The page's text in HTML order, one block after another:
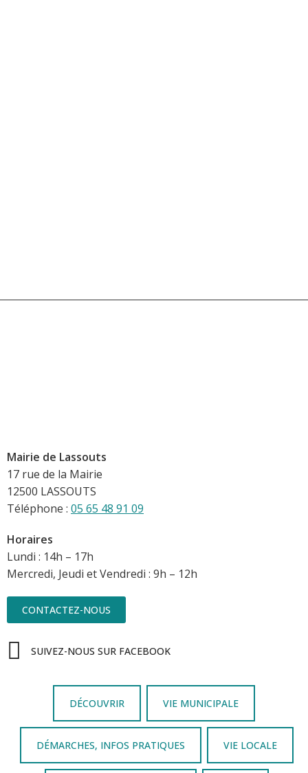
Mairie de Lassouts
17 rue de la Mairie
12500 LASSOUTS
Téléphone : 05 65 48 91 09
Horaires
Lundi : 14h – 17h
Mercredi, Jeudi et Vendredi : 9h – 12h
CONTACTEZ-NOUS
SUIVEZ-NOUS SUR FACEBOOK
DÉCOUVRIR VIE MUNICIPALE
DÉMARCHES, INFOS PRATIQUES VIE LOCALE